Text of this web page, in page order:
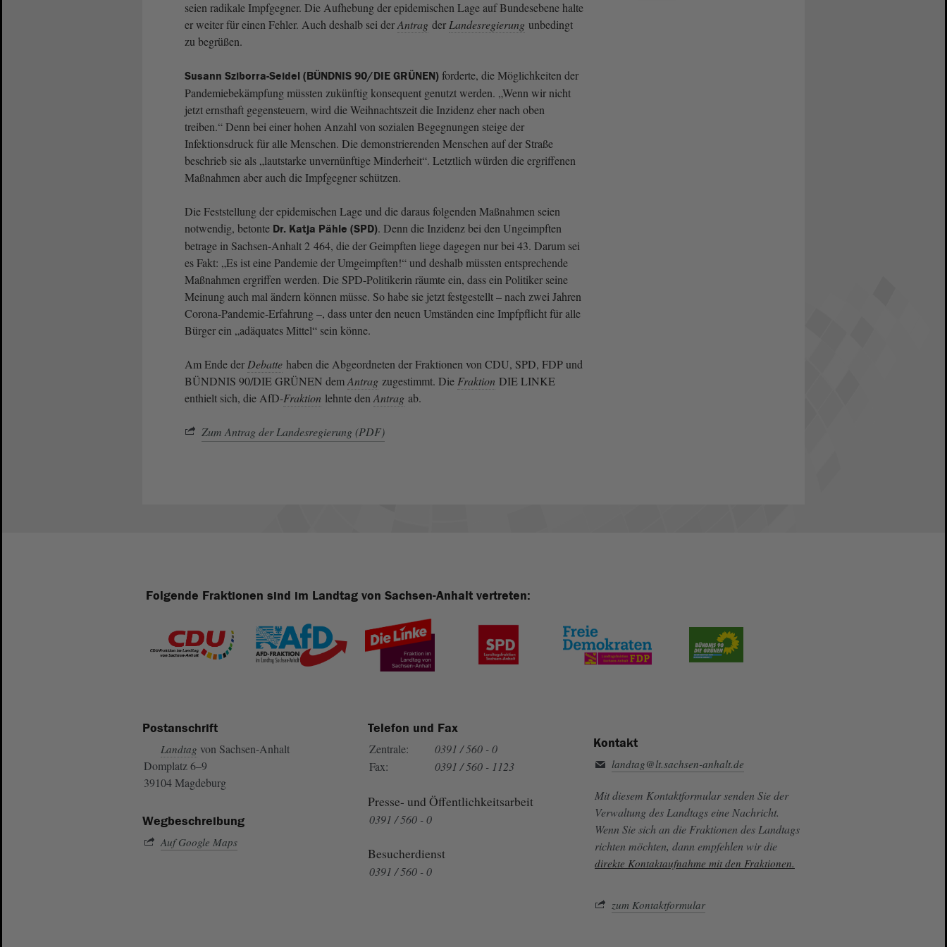
seien radikale Impfgegner. Die Aufhebung der epidemischen Lage auf Bundesebene halte
er weiter für einen Fehler. Auch deshalb sei derAntrag der Landesregierung unbedingt
zu begrüßen.
Susann Sziborra-Seidel (BÜNDNIS 90/DIE GRÜNEN) forderte, die Möglichkeiten der
Pandemiebekämpfung müssten zukünftig konsequent genutzt werden. „Wenn wir nicht
jetzt ernsthaft gegensteuern, wird die Weihnachtszeit die Inzidenz eher nach oben
treiben.“ Denn bei einer hohen Anzahl von sozialen Begegnungen steige der
Infektionsdruck für alle Menschen. Die demonstrierenden Menschen auf der Straße
beschrieb sie als „lautstarke unvernünftige Minderheit“. Letztlich würden die ergriffenen
Maßnahmen aber auch die Impfgegner schützen.
Die Feststellung der epidemischen Lage und die daraus folgenden Maßnahmen seien
notwendig, betonte Dr. Katja Pähle (SPD). Denn die Inzidenz bei den Ungeimpften
betrage in Sachsen-Anhalt 2 464, die der Geimpften liege dagegen nur bei 43. Darum sei
es Fakt: „Es ist eine Pandemie der Umgeimpften!“ und deshalb müssten entsprechende
Maßnahmen ergriffen werden. Die SPD-Politikerin räumte ein, dass ein Politiker seine
Meinung auch mal ändern können müsse. So habe sie jetzt festgestellt – nach zwei Jahren
Corona-Pandemie-Erfahrung –, dass unter den neuen Umständen eine Impfpflicht für alle
Bürger ein „adäquates Mittel“ sein könne.
Am Ende der Debatte haben die Abgeordneten der Fraktionen von CDU, SPD, FDP und
BÜNDNIS 90/DIE GRÜNEN demAntrag zugestimmt. Die Fraktion DIE LINKE
enthielt sich, die AfD-Fraktion lehnte den Antrag ab.
Zum Antrag der Landesregierung (PDF)
Folgende Fraktionen sind im Landtag von Sachsen-Anhalt vertreten:
Postanschrift
Landtag von Sachsen-Anhalt
Domplatz 6–9
39104 Magdeburg
Wegbeschreibung
Auf Google Maps
Telefon und Fax
Zentrale:
0391 / 560 - 0
Fax:
0391 / 560 - 1123
Presse- und Öffentlichkeitsarbeit
0391 / 560 - 0
Besucherdienst
0391 / 560 - 0
Kontakt
landtag@lt.sachsen-anhalt.de
Mit diesem Kontaktformular senden Sie der
Verwaltung des Landtags eine Nachricht.
Wenn Sie sich an die Fraktionen des Landtags
richten möchten, dann empfehlen wir die
direkte Kontaktaufnahme mit den Fraktionen.
zum Kontaktformular